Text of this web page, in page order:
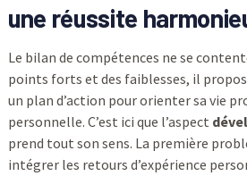
une réussite
Le bilan de compétences ne se
points forts et des faiblesses, il
un plan d’action pour orienter sa vie
personnelle. C’est ici que l’aspect
prend tout son sens. La première
intégrer les retours d’expérience